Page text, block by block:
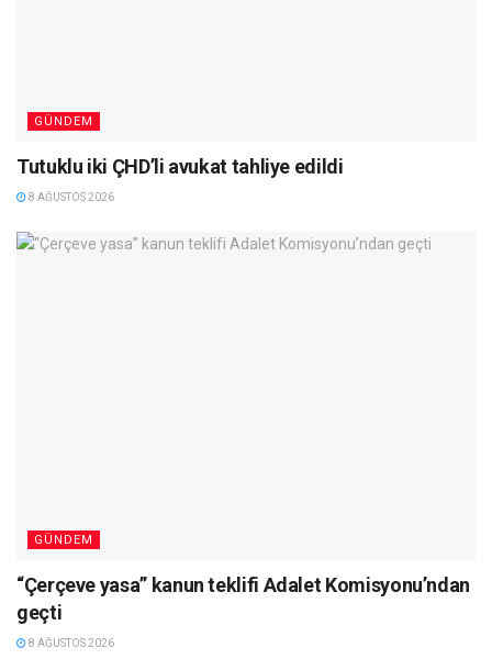
GÜNDEM
Tutuklu iki ÇHD’li avukat tahliye edildi
8 AĞUSTOS 2026
GÜNDEM
“Çerçeve yasa” kanun teklifi Adalet Komisyonu’ndan
geçti
8 AĞUSTOS 2026